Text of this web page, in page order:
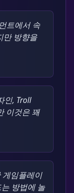
트에서 속
만 방향을
인, Troll
이것은 꽤
게임플레이
방법에 놀